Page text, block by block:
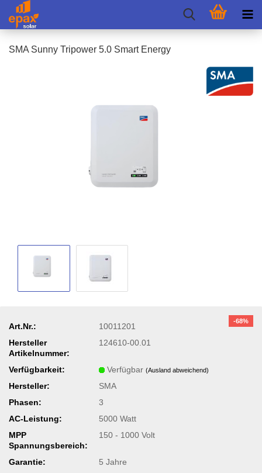
SMA Sunny Tri­power 5.0 Smart En­er­gy
-68%
Art.Nr.:
10011201
Hersteller
Artikelnummer:
124610-00.01
Verfügbarkeit: Verfügbar (Ausland abweichend)
Hersteller:
SMA
Phasen:
3
AC-Leistung:
5000 Watt
MPP
Spannungsbereich:
150 - 1000 Volt
Garantie:
5 Jahre